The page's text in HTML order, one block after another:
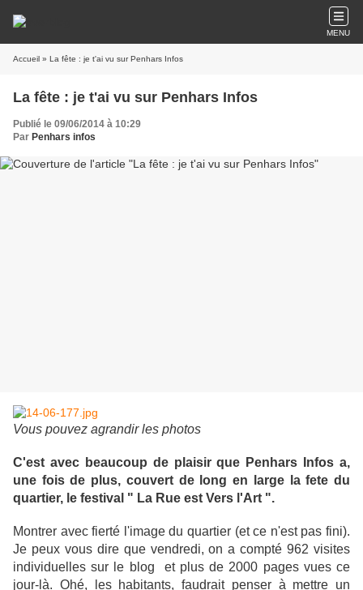
MENU
Accueil » La fête : je t'ai vu sur Penhars Infos
La fête : je t'ai vu sur Penhars Infos
Publié le 09/06/2014 à 10:29
Par Penhars infos
Vous pouvez agrandir les photos
C'est avec beaucoup de plaisir que Penhars Infos a,
une fois de plus, couvert de long en large la fete du
quartier, le festival " La Rue est Vers l'Art ".
Montrer avec fierté l'image du quartier (et ce n'est pas fini).
Je peux vous dire que vendredi, on a compté 962 visites
individuelles sur le blog et plus de 2000 pages vues ce
jour-là. Ohé, les habitants, faudrait penser à mettre un